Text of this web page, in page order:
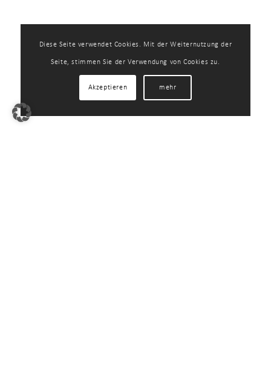
Diese Seite verwendet Cookies. Mit der Weiternutzung der
Seite, stimmen Sie der Verwendung von Cookies zu.
Akzeptieren mehr